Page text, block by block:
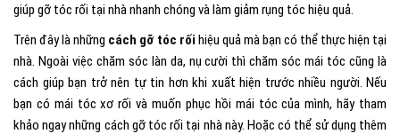
giúp gỡ tóc rối tại nhà nhanh chóng và làm giảm rụng tóc hiệu quả.
Trên đây là những cách gỡ tóc rối hiệu quả mà bạn có thể thực hiện tại
nhà. Ngoài việc chăm sóc làn da, nụ cười thì chăm sóc mái tóc cũng là
cách giúp bạn trở nên tự tin hơn khi xuất hiện trước nhiều người. Nếu
bạn có mái tóc xơ rối và muốn phục hồi mái tóc của mình, hãy tham
khảo ngay những cách gỡ tóc rối tại nhà này.Hoặc có thể sử dụng thêm